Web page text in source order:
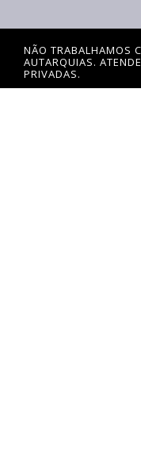
NÃO TRABALHAMOS
AUTARQUIAS.
PRIVADAS.